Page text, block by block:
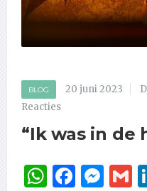
BLOG 20 juni 2023
Reacties
“Ik was in de